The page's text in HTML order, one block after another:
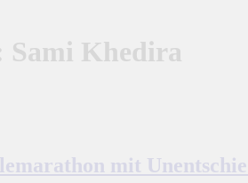
Sami Khedira
mit